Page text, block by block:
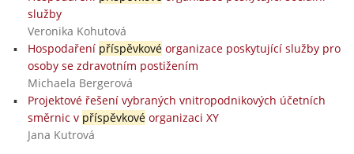
služby
Veronika Kohutová
Hospodaření příspěvkovéorganizace poskytující služby pro
osoby se zdravotním postižením
Michaela Bergerová
Projektové řešení vybraných vnitropodnikových účetních
směrnic v příspěvkovéorganizaci XY
Jana Kutrová